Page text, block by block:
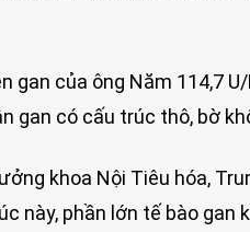
gan của ông Năm 114,7
gan có cấu trúc thô, bờ
khoa Nội Tiêu hóa,
này, phần lớn tế bào